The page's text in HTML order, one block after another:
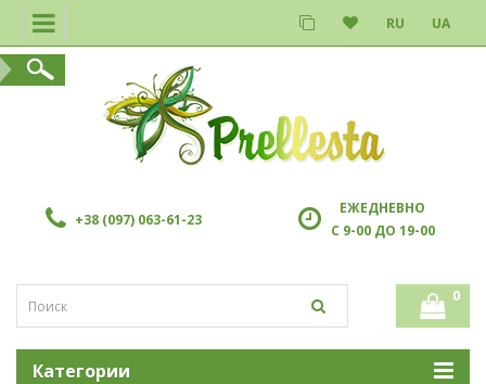
RU UA
+38 (097) 063-61-23
ЕЖЕДНЕВНО
С 9-00 ДО 19-00
0
Категории